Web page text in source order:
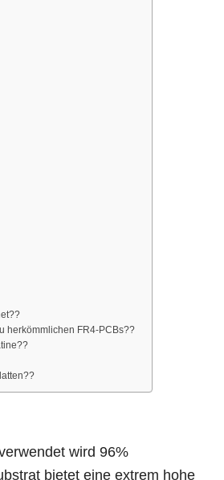
herkömmlichen FR4-PCBs??
wird 96%
bietet eine extrem hohe